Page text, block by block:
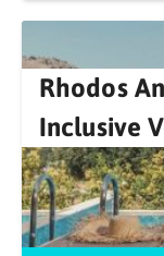
Rhodos
Inclusive